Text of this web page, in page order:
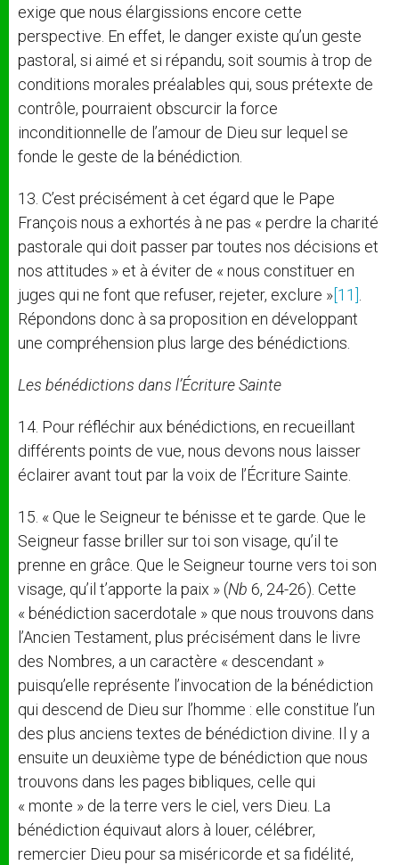
exige que nous élargissions encore cette
perspective. En effet, le danger existe qu’un geste
pastoral, si aimé et si répandu, soit soumis à trop de
conditions morales préalables qui, sous prétexte de
contrôle, pourraient obscurcir la force
inconditionnelle de l’amour de Dieu sur lequel se
fonde le geste de la bénédiction.
13. C’est précisément à cet égard que le Pape
François nous a exhortés à ne pas « perdre la charité
pastorale qui doit passer par toutes nos décisions et
nos attitudes » et à éviter de « nous constituer en
juges qui ne font que refuser, rejeter, exclure » [11]
Répondons donc à sa proposition en développant
une compréhension plus large des bénédictions.
Les bénédictions dans l’Écriture Sainte
14. Pour réfléchir aux bénédictions, en recueillant
différents points de vue, nous devons nous laisser
éclairer avant tout par la voix de l’Écriture Sainte.
15. « Que le Seigneur te bénisse et te garde. Que le
Seigneur fasse briller sur toi son visage, qu’il te
prenne en grâce. Que le Seigneur tourne vers toi son
visage, qu’il t’apporte la paix » (Nb 6, 24-26). Cette
« bénédiction sacerdotale » que nous trouvons dans
l’Ancien Testament, plus précisément dans le livre
des Nombres, a un caractère « descendant »
puisqu’elle représente l’invocation de la bénédiction
qui descend de Dieu sur l’homme : elle constitue l’un
des plus anciens textes de bénédiction divine. Il y a
ensuite un deuxième type de bénédiction que nous
trouvons dans les pages bibliques, celle qui
« monte » de la terre vers le ciel, vers Dieu. La
bénédiction équivaut alors à louer, célébrer,
remercier Dieu pour sa miséricorde et sa fidélité,